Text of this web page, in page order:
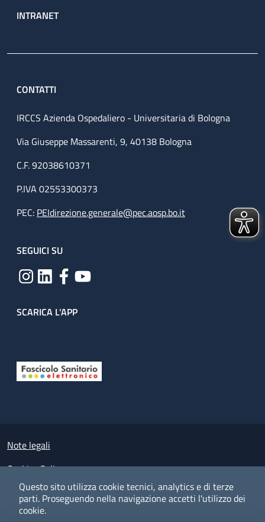
Questo sito utilizza cookie tecnici, analytics e di terze
parti. Proseguendo nella navigazione accetti l'utilizzo dei
cookie.
INTRANET
CONTATTI
IRCCS Azienda Ospedaliero - Universitaria di Bologna
Via Giuseppe Massarenti, 9, 40138 Bologna
C.F. 92038610371
P.IVA 02553300373
PEC: PEIdirezione.generale@pec.aosp.bo.it
SEGUICI SU
SCARICA L'APP
Small prints
Note legali
Cookies Policy
Policy privacy e protezione del dato personale
Albo pretorio on-line